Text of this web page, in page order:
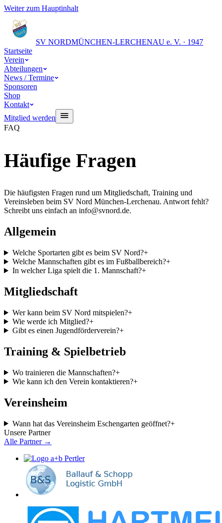
Weiter zum Hauptinhalt
SV NORDMÜNCHEN-LERCHENAU e. V. · 1947
Startseite
Verein
Abteilungen
News / Termine
Sponsoren
Shop
Kontakt
Mitglied werden
FAQ
Häufige Fragen
Die häufigsten Fragen rund um Mitgliedschaft, Training und
Vereinsleben beim SV Nord München-Lerchenau. Antwort fehlt?
Schreibt uns einfach an info@svnord.de.
Allgemein
Welche Sportarten gibt es beim SV Nord?+
Welche Mannschaften gibt es im Fußballbereich?+
In welcher Liga spielt die 1. Mannschaft?+
Mitgliedschaft
Wer kann beim SV Nord mitspielen?+
Wie werde ich Mitglied?+
Gibt es einen Jugendförderverein?+
Training & Spielbetrieb
Wo trainieren die Mannschaften?+
Wie kann ich den Verein kontaktieren?+
Vereinsheim
Wann hat das Vereinsheim Eschengarten geöffnet?+
Unsere Partner
Alle Partner →